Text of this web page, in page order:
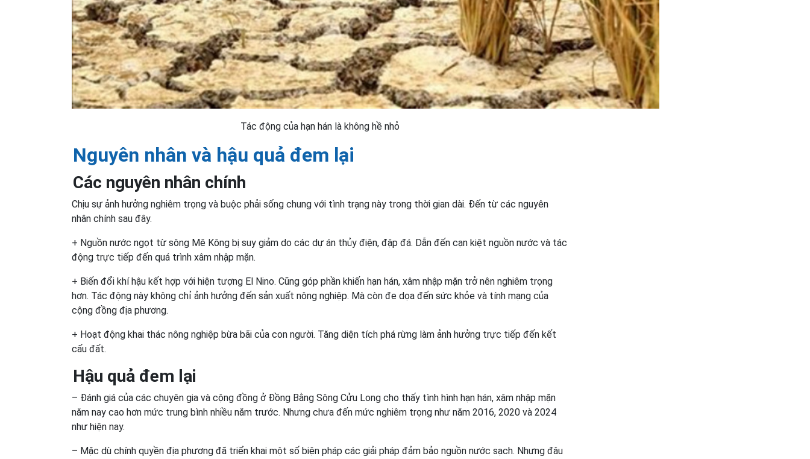
Tác động của hạn hán là không hề nhỏ
Nguyên nhân và hậu quả đem lại
Các nguyên nhân chính
Chịu sự ảnh hưởng nghiêm trọng và buộc phải sống chung với tình trạng này trong thời gian dài. Đến từ các nguyên
nhân chính sau đây.
+ Nguồn nước ngọt từ sông Mê Kông bị suy giảm do các dự án thủy điện, đập đá. Dẫn đến cạn kiệt nguồn nước và tác
động trực tiếp đến quá trình xâm nhập mặn.
+ Biến đổi khí hậu kết hợp với hiện tượng El Nino. Cũng góp phần khiến hạn hán, xâm nhập mặn trở nên nghiêm trọng
hơn. Tác động này không chỉ ảnh hưởng đến sản xuất nông nghiệp. Mà còn đe dọa đến sức khỏe và tính mạng của
cộng đồng địa phương.
+ Hoạt động khai thác nông nghiệp bừa bãi của con người. Tăng diện tích phá rừng làm ảnh hưởng trực tiếp đến kết
cấu đất.
Hậu quả đem lại
– Đánh giá của các chuyên gia và cộng đồng ở Đồng Bằng Sông Cửu Long cho thấy tình hình hạn hán, xâm nhập mặn
năm nay cao hơn mức trung bình nhiều năm trước. Nhưng chưa đến mức nghiêm trọng như năm 2016, 2020 và 2024
như hiện nay.
– Mặc dù chính quyền địa phương đã triển khai một số biện pháp các giải pháp đảm bảo nguồn nước sạch. Nhưng đâu